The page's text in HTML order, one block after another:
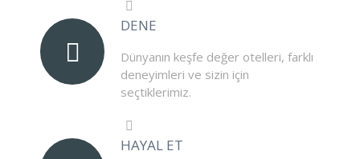
DENE
Dünyanın keşfe değer otelleri, farklı
deneyimleri ve sizin için
seçtiklerimiz.
HAYAL ET